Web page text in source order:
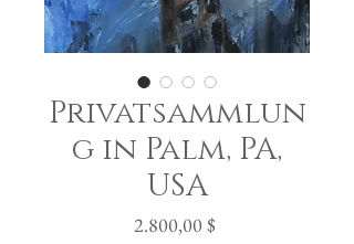
Privatsammlun
g in Palm, PA,
USA
2.800,00 $Preis